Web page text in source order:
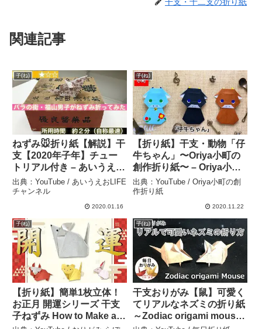
関連記事
子(ね)
ねずみ🐭折り紙【解説】干
支【2020年子年】チュー
トリアル付き – あいうえお
LIFEチャンネル
出典：YouTube / あいうえおLIFE
チャンネル
2020.01.16
子(ね)
【折り紙】干支・動物「仔
牛ちゃん」〜Oriya小町の
創作折り紙〜 – Oriya小町
の創作折り紙
出典：YouTube / Oriya小町の創
作折り紙
2020.11.22
子(ね)
【折り紙】簡単1枚立体！
お正月 開運シリーズ 干支
子ねずみ How to Make an
子(ね)
干支おりがみ【鼠】可愛く
てリアルなネズミの折り紙
～Zodiac origami mouse